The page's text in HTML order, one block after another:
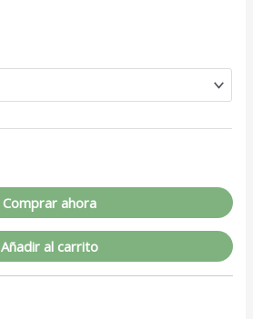
Comprar ahora
Añadir al carrito